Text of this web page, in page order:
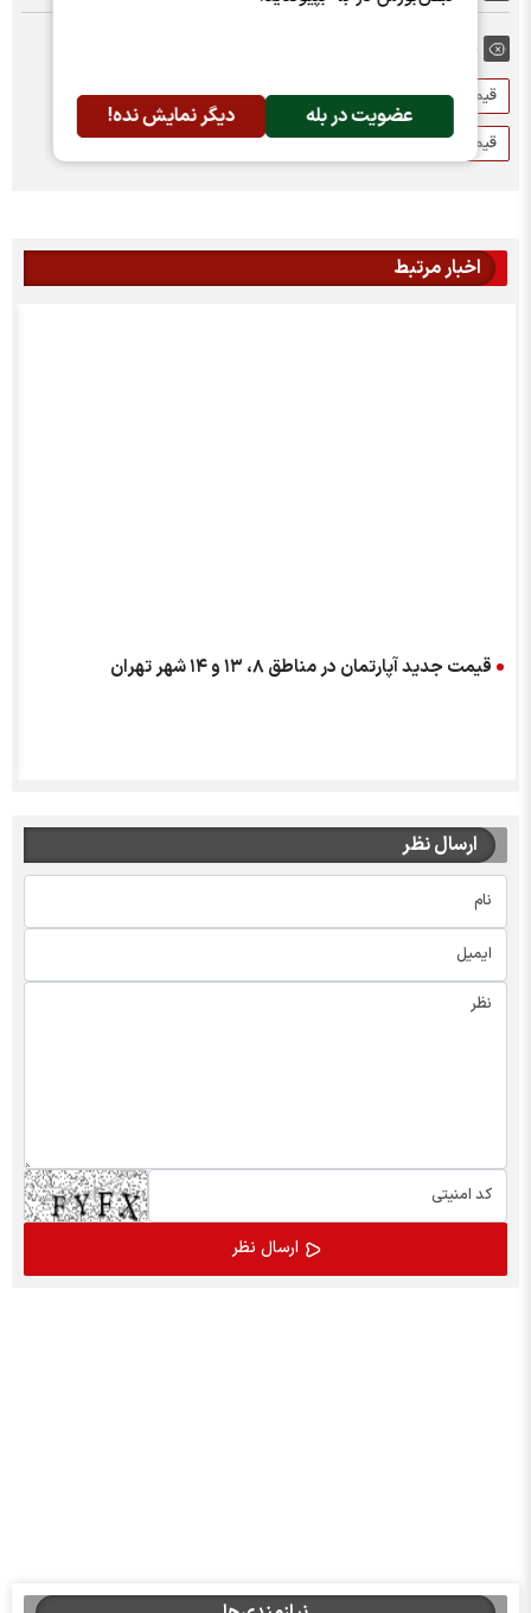
عضویت در بله دیگر نمایش نده!
قیمت آپارتمان قیمت آپارتمان در تهران
قیمت مسکن
قیمت مسکن در تهران
اخبار مرتبط
قیمت جدید آپارتمان در مناطق ۸، ۱۳ و ۱۴ شهر تهران
ارسال نظر